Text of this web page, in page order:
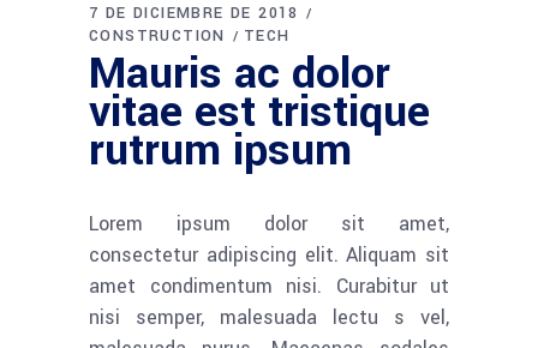
7 DE DICIEMBRE DE 2018
CONSTRUCTION
TECH
Mauris ac dolor
vitae est tristique
rutrum ipsum
Lorem ipsum dolor sit amet,
consectetur adipiscing elit. Aliquam sit
amet condimentum nisi. Curabitur ut
nisi semper, malesuada lectu s vel,